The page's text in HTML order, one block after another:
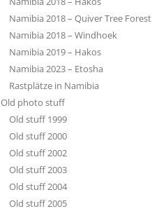
Namibia 2018 – Quiver Tree Forest
Namibia 2018 – Windhoek
Namibia 2019 – Hakos
Namibia 2023 – Etosha
Rastplätze in Namibia
Old photo stuff
Old stuff 1999
Old stuff 2000
Old stuff 2002
Old stuff 2003
Old stuff 2004
Old stuff 2005